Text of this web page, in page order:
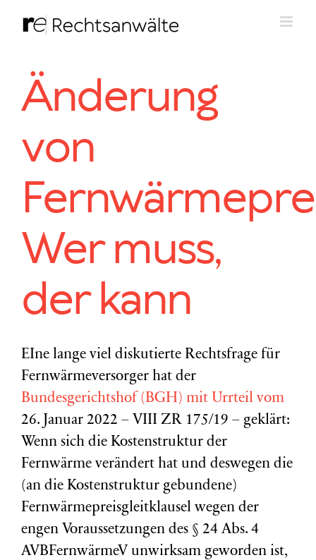
Inhalt
Änderung
von
Wer muss,
der kann
EIne lange viel diskutierte Rechtsfrage für
Fernwärmeversorger hat der
Bundesgerichtshof (BGH) mit Urrteil vom
26. Januar 2022 – VIII ZR 175/19 – geklärt:
Wenn sich die Kostenstruktur der
Fernwärme verändert hat und deswegen die
(an die Kostenstruktur gebundene)
Fernwärmepreisgleitklausel wegen der
engen Voraussetzungen des § 24 Abs. 4
AVBFernwärmeV unwirksam geworden ist,